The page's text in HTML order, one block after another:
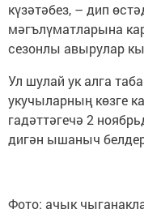
күзәтәбез, – дип
мәгълүматларына
сезонлы авырулар
Ул шулай ук алга
укучыларның көзге
гадәттәгечә 2
дигән ышаныч
Фото: ачык